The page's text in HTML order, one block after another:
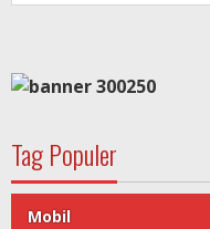
Tag Populer
Mobil